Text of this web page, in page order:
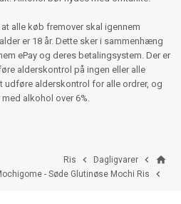
alle køb fremover skal igennem
er 18 år. Dette sker i sammenhæng
ePay og deres betalingsystem. Der er
alderskontrol på ingen eller alle
udføre alderskontrol for alle ordrer, og
alkohol over 6%.
home

Dagligvarer

Ris

- Søde Glutinøse Mochi Ris